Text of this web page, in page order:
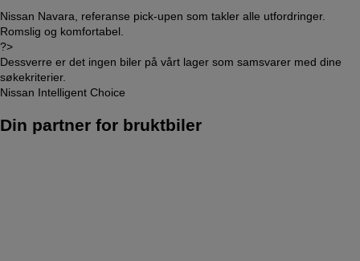
Nissan Navara, referanse pick-upen som takler alle utfordringer.
Romslig og komfortabel.
?>
Dessverre er det ingen biler på vårt lager som samsvarer med dine
søkekriterier.
Nissan Intelligent Choice
Din partner for bruktbiler